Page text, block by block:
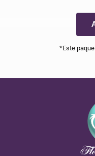
*Este